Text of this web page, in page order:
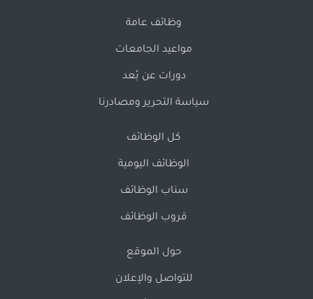
وظائف عامة
مواعيد الجامعات
دورات عن بُعد
سياسة التحرير ومصادرنا
كل الوظائف
الوظائف اليومية
سناب الوظائف
قروب الوظائف
حول الموقع
للتواصل والإعلان